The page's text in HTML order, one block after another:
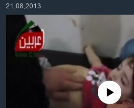
ໄປການເລືອກຕັ້ງ ປະທານາທີບໍດີ ສະຫະລັດ
ຂ່າວ​ຈີນ
ໂລກ
ອິດສະຫຼະພາບດ້ານການຂ່າວ
ຊີວິດຊາວລາວ
21,08,2013
No media source